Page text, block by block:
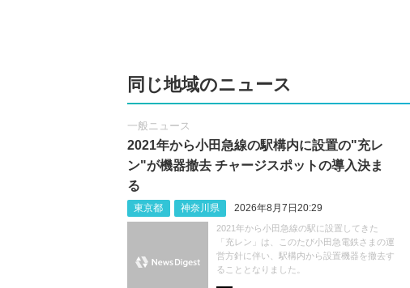
同じ地域のニュース
一般ニュース
2021年から小田急線の駅構内に設置の"充レ
ン"が機器撤去 チャージスポットの導入決ま
る
東京都 神奈川県 2026年8月7日20:29
2021年から小田急線の駅に設置してきた
「充レン」は、このたび小田急電鉄さまの運
営方針に伴い、駅構内から設置機器を撤去す
ることとなりました。